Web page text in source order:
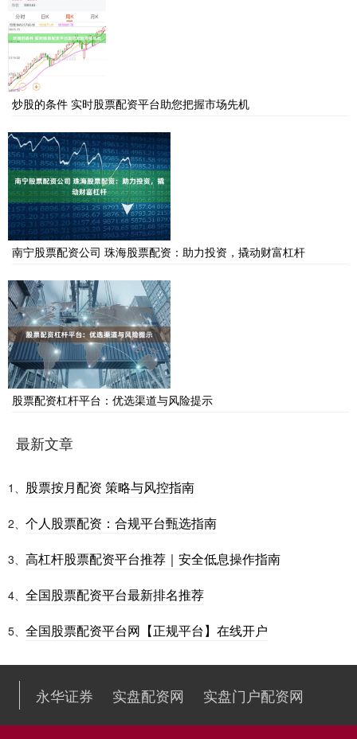
炒股的条件 实时股票配资平台助您把握市场先机
南宁股票配资公司 珠海股票配资：助力投资，撬动财富杠杆
股票配资杠杆平台：优选渠道与风险提示
最新文章
1、 股票按月配资 策略与风控指南
2、 个人股票配资：合规平台甄选指南
3、 高杠杆股票配资平台推荐｜安全低息操作指南
4、 全国股票配资平台最新排名推荐
5、 全国股票配资平台网【正规平台】在线开户
永华证券 实盘配资网 实盘门户配资网